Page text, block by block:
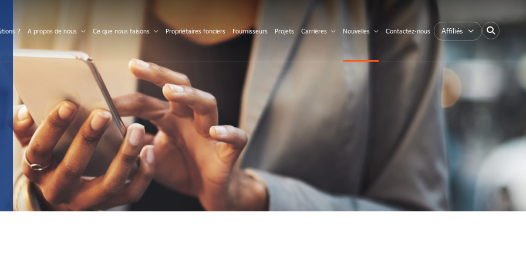
? A propos de nous Ce que nous faisons Propriétaires fonciers Fournisseurs Projets Carrières Nouvelles Contactez-nous Affiliés